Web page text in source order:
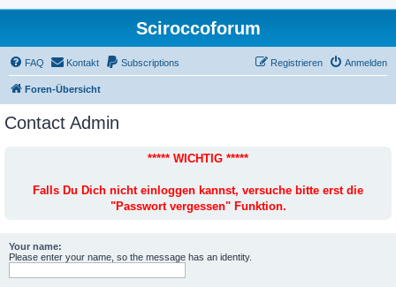
Sciroccoforum
FAQ Kontakt Subscriptions Anmelden
Registrieren
Foren-Übersicht
Contact Admin
***** WICHTIG *****
Falls Du Dich nicht einloggen kannst, versuche bitte erst die
"Passwort vergessen" Funktion.
Your name:
Please enter your name, so the message has an identity.